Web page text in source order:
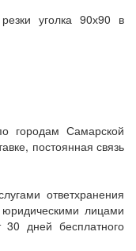
уголка 90х90 в
городам Самарской
постоянная связь
ответхранения
юридическими лицами
30 дней бесплатного